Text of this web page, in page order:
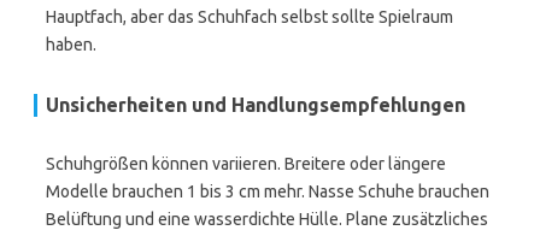
Hauptfach, aber das Schuhfach selbst sollte Spielraum
haben.
Unsicherheiten und Handlungsempfehlungen
Schuhgrößen können variieren. Breitere oder längere
Modelle brauchen 1 bis 3 cm mehr. Nasse Schuhe brauchen
Belüftung und eine wasserdichte Hülle. Plane zusätzliches